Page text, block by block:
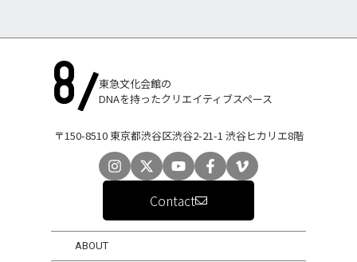
東急文化会館の
DNAを持ったクリエイティブスペース
〒150-8510 東京都渋谷区渋谷2-21-1 渋谷ヒカリエ8階
Contact
ABOUT